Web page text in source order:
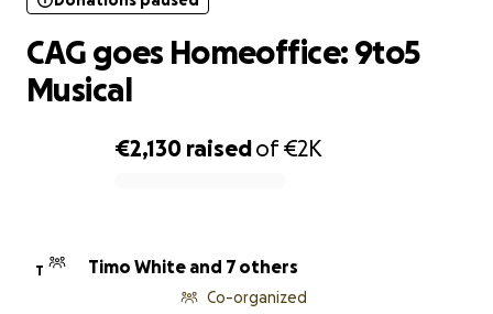
€2,130 raisedof€2K
CAG goes Homeoffice: 9to5
Musical
T Timo White and 7 others
Co-organized